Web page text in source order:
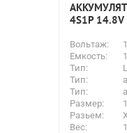
4S1P 14.8V
Вольтаж:
Емкость:
Тип:
Тип:
Тип:
Размер:
Разьем:
Вес: